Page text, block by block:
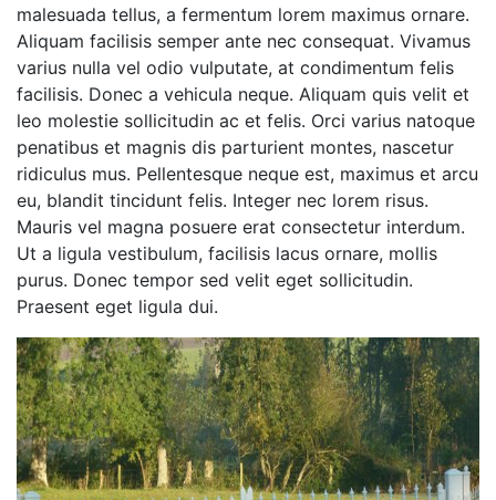
malesuada tellus, a fermentum lorem maximus ornare.
Aliquam facilisis semper ante nec consequat. Vivamus
varius nulla vel odio vulputate, at condimentum felis
facilisis. Donec a vehicula neque. Aliquam quis velit et
leo molestie sollicitudin ac et felis. Orci varius natoque
penatibus et magnis dis parturient montes, nascetur
ridiculus mus. Pellentesque neque est, maximus et arcu
eu, blandit tincidunt felis. Integer nec lorem risus.
Mauris vel magna posuere erat consectetur interdum.
Ut a ligula vestibulum, facilisis lacus ornare, mollis
purus. Donec tempor sed velit eget sollicitudin.
Praesent eget ligula dui.